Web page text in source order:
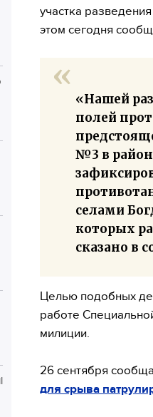
участка
этом сегодня
«Нашей
полей
№3 в
селами
которых
сказано в
Целью подобных
работе
милиции.
26 сентября
для срыва